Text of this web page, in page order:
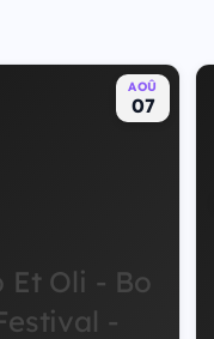
AOÛ
07
Et Oli - Bo
-